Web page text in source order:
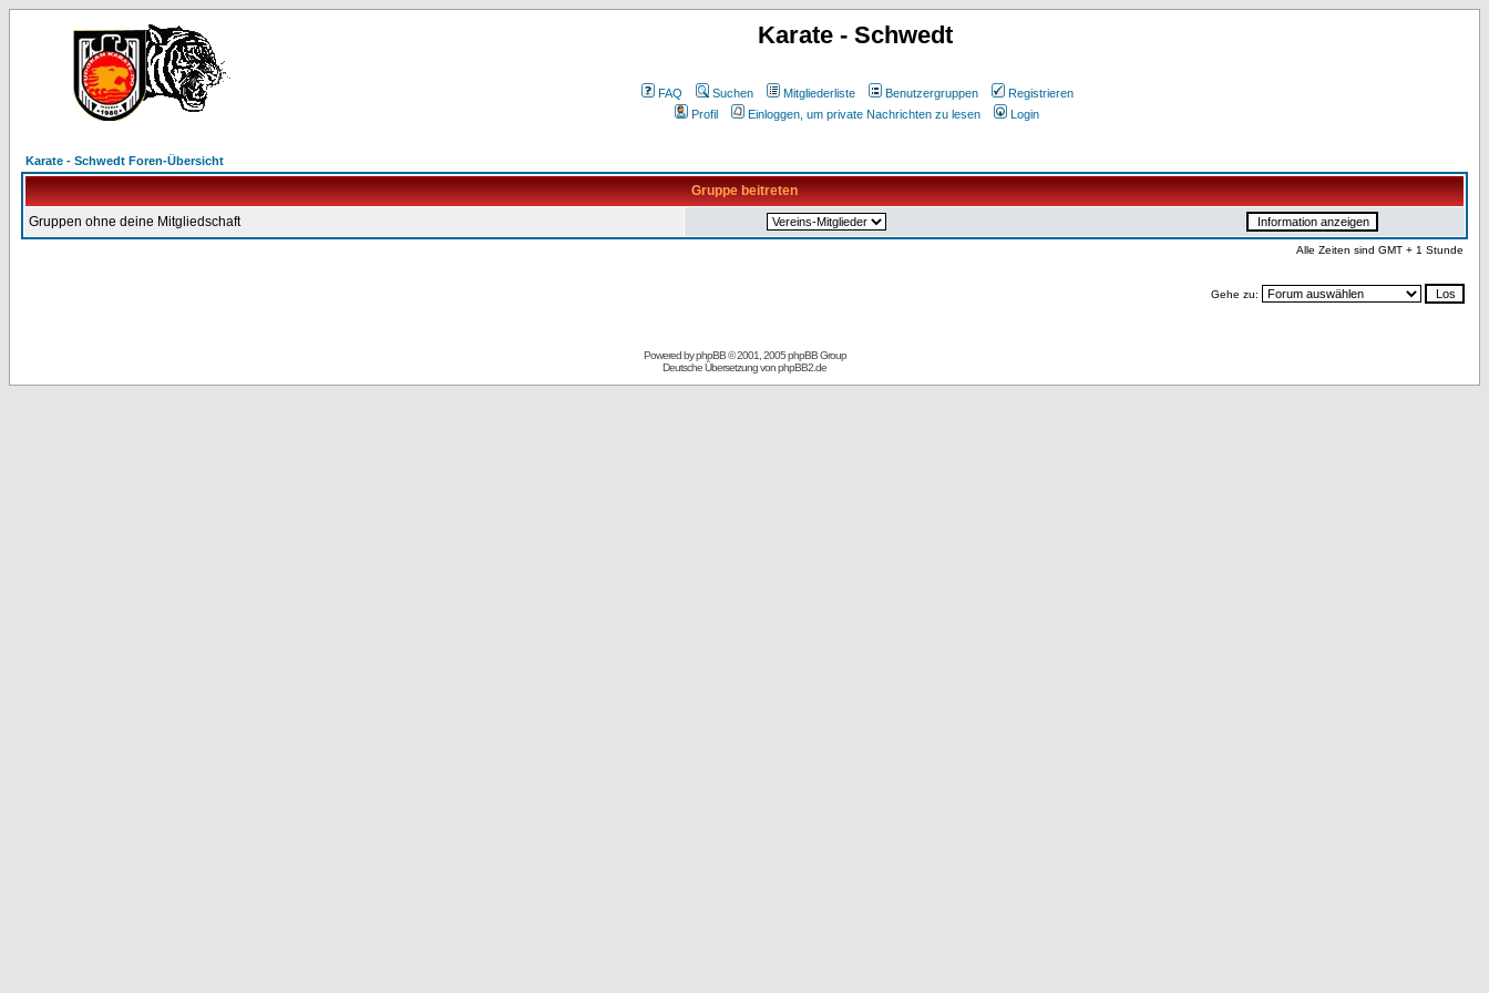
Karate - Schwedt
FAQ Suchen Mitgliederliste Benutzergruppen
Registrieren
Profil
Einloggen, um private Nachrichten zu lesen Login
Karate - Schwedt Foren-Übersicht
Gruppe beitreten
Gruppen ohne deine Mitgliedschaft
Alle Zeiten sind GMT + 1 Stunde
Gehe zu:
Powered byphpBB© 2001, 2005 phpBB Group
Deutsche Übersetzung vonphpBB2.de